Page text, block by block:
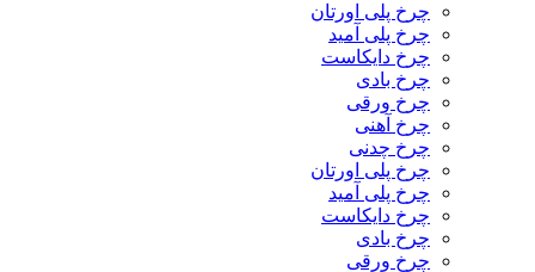
چرخ پلی اورتان
چرخ پلی آمید
چرخ دایکاست
چرخ بادی
چرخ ورقی
چرخ آهنی
چرخ چدنی
چرخ پلی اورتان
چرخ پلی آمید
چرخ دایکاست
چرخ بادی
چرخ ورقی